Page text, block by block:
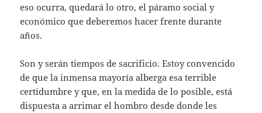
eso ocurra, quedará lo otro, el páramo social y
económico que deberemos hacer frente durante
años.
Son y serán tiempos de sacrificio. Estoy convencido
de que la inmensa mayoría alberga esa terrible
certidumbre y que, en la medida de lo posible, está
dispuesta a arrimar el hombro desde donde les